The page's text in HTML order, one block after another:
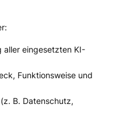
aller eingesetzten KI-
Funktionsweise und
B. Datenschutz,